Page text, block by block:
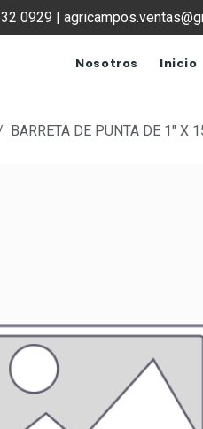
0929 |
Nosotros Inicio
BARRETA DE PUNTA DE 1" X